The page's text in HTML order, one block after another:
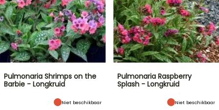
Pulmonaria Shrimps on the
Barbie - Longkruid
Niet beschikbaar
Pulmonaria Raspberry
Splash - Longkruid
Niet beschikbaar